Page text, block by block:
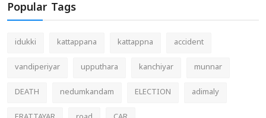
Popular Tags
idukki kattappana kattappna accident
vandiperiyar upputhara kanchiyar munnar
DEATH nedumkandam ELECTION adimaly